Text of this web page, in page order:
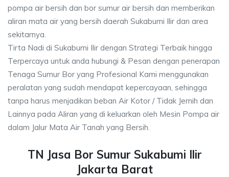
pompa air bersih dan bor sumur air bersih dan memberikan
aliran mata air yang bersih daerah Sukabumi Ilir dan area
sekitarnya.
Tirta Nadi di Sukabumi Ilir dengan Strategi Terbaik hingga
Terpercaya untuk anda hubungi & Pesan dengan penerapan
Tenaga Sumur Bor yang Profesional Kami menggunakan
peralatan yang sudah mendapat kepercayaan, sehingga
tanpa harus menjadikan beban Air Kotor / Tidak Jernih dan
Lainnya pada Aliran yang di keluarkan oleh Mesin Pompa air
dalam Jalur Mata Air Tanah yang Bersih.
TN Jasa Bor Sumur Sukabumi Ilir
Jakarta Barat